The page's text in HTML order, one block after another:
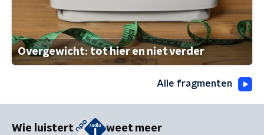
Overgewicht: tot hier en niet verder
Alle fragmenten
Wie luistert weet meer